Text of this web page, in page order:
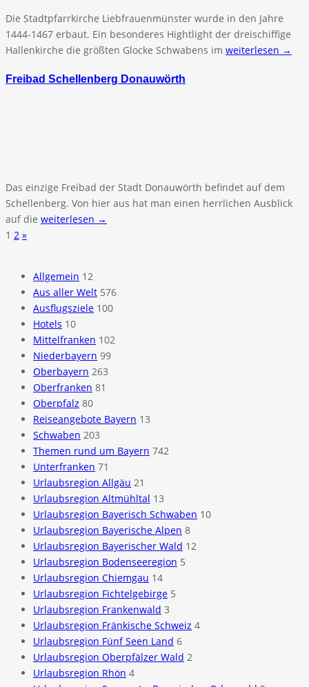
Die Stadtpfarrkirche Liebfrauenmünster wurde in den Jahre
1444-1467 erbaut. Ein besonderes Hightlight der dreischiffige
Hallenkirche die größten Glocke Schwabens im weiterlesen →
Freibad Schellenberg Donauwörth
Das einzige Freibad der Stadt Donauwörth befindet auf dem
Schellenberg. Von hier aus hat man einen herrlichen Ausblick
auf die weiterlesen →
1 2 »
Allgemein 12
Aus aller Welt 576
Ausflugsziele 100
Hotels 10
Mittelfranken 102
Niederbayern 99
Oberbayern 263
Oberfranken 81
Oberpfalz 80
Reiseangebote Bayern 13
Schwaben 203
Themen rund um Bayern 742
Unterfranken 71
Urlaubsregion Allgäu 21
Urlaubsregion Altmühltal 13
Urlaubsregion Bayerisch Schwaben 10
Urlaubsregion Bayerische Alpen 8
Urlaubsregion Bayerischer Wald 12
Urlaubsregion Bodenseeregion 5
Urlaubsregion Chiemgau 14
Urlaubsregion Fichtelgebirge 5
Urlaubsregion Frankenwald 3
Urlaubsregion Fränkische Schweiz 4
Urlaubsregion Fünf Seen Land 6
Urlaubsregion Oberpfälzer Wald 2
Urlaubsregion Rhön 4